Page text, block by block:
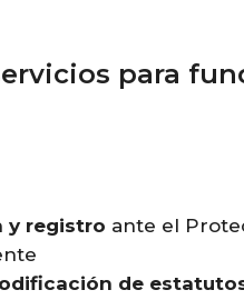
para
y registro ante el
de